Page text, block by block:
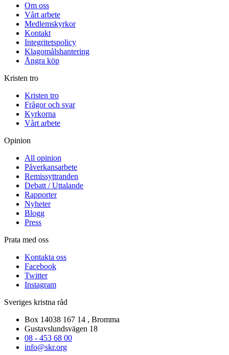
Om oss
Vårt arbete
Medlemskyrkor
Kontakt
Integritetspolicy
Klagomålshantering
Ångra köp
Kristen tro
Kristen tro
Frågor och svar
Kyrkorna
Vårt arbete
Opinion
All opinion
Påverkansarbete
Remissyttranden
Debatt / Uttalande
Rapporter
Nyheter
Blogg
Press
Prata med oss
Kontakta oss
Facebook
Twitter
Instagram
Sveriges kristna råd
Box 14038 167 14 , Bromma
Gustavslundsvägen 18
08 - 453 68 00
info@skr.org